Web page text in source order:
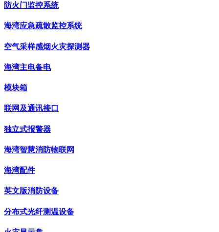
防火门监控系统
海湾应急疏散监控系统
空气采样感烟火灾探测器
海湾主电备电
模块箱
联网及通讯接口
独立式报警器
海湾智慧消防物联网
海湾配件
英文版消防设备
分布式光纤测温设备